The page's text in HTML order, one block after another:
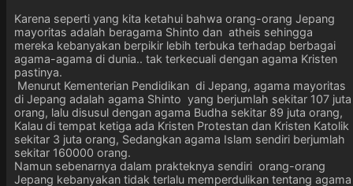
Karena seperti yang kita ketahui bahwa orang-orang Jepang
mayoritas adalah beragama Shinto dan atheis sehingga
mereka kebanyakan berpikir lebih terbuka terhadap berbagai
agama-agama di dunia.. tak terkecuali dengan agama Kristen
pastinya.
Menurut Kementerian Pendidikan di Jepang, agama mayoritas
di Jepang adalah agama Shinto yang berjumlah sekitar 107 juta
orang, lalu disusul dengan agama Budha sekitar 89 juta orang,
Kalau di tempat ketiga ada Kristen Protestan dan Kristen Katolik
sekitar 3 juta orang, Sedangkan agama Islam sendiri berjumlah
sekitar 160000 orang.
Namun sebenarnya dalam prakteknya sendiri orang-orang
Jepang kebanyakan tidak terlalu memperdulikan tentang agama